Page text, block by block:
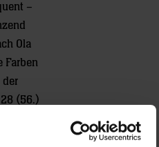
–
Ola
Farben
der
(56.)